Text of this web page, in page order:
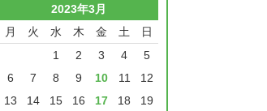
2023年3月
月
火 水 木 金 土 日
1 2 3 4
5
6
7 8 9 10 11
12
13
14 15 16 17 18
19